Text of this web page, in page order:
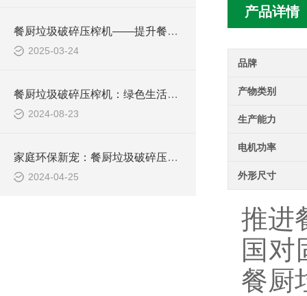
产品详情
品牌
产物类别
生产能力
电机功率
外形尺寸
推进
国对
餐厨
餐厨垃圾破碎压榨机——提升餐厨垃圾处理效率
2025-03-24
餐厨垃圾破碎压榨机：绿色生活的新篇章
2024-08-23
家庭环保新宠：餐厨垃圾破碎压榨机让生活更美好
2024-04-25